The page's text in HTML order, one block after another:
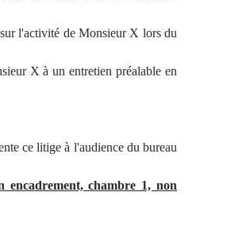
l'activité de Monsieur X lors du
X à un entretien préalable en
ce litige à l'audience du bureau
encadrement, chambre 1, non